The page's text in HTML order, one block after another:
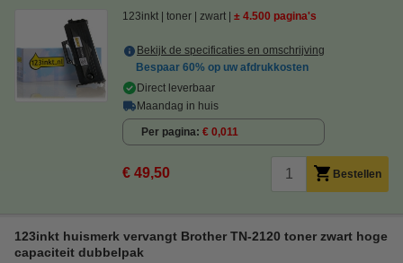
123inkt toner zwart ± 4.500 pagina's
Bekijk de specificaties en omschrijving
Bespaar 60% op uw afdrukkosten
Direct leverbaar
Maandag in huis
Per pagina € 0,011
€ 49,50 Bestellen
123inkt huismerk vervangt Brother TN-2120 toner zwart hoge
capaciteit dubbelpak